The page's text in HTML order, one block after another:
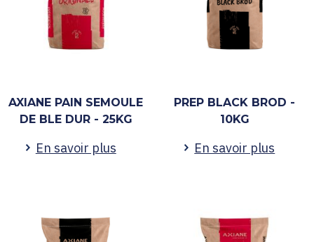
AXIANE PAIN SEMOULE
DE BLE DUR - 25KG
En savoir plus
PREP BLACK BROD -
10KG
En savoir plus